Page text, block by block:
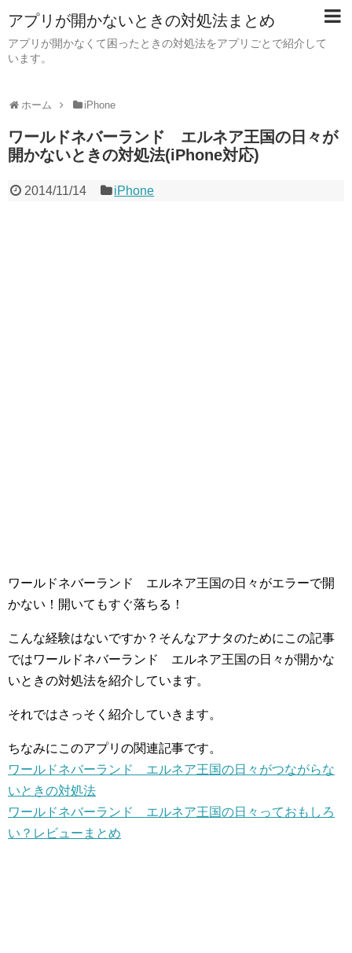
アプリが開かないときの対処法まとめ
アプリが開かなくて困ったときの対処法をアプリごとで紹介して
います。
ホーム iPhone
ワールドネバーランド エルネア王国の日々が
開かないときの対処法(iPhone対応)
2014/11/14 iPhone
ワールドネバーランド エルネア王国の日々がエラーで開
かない！開いてもすぐ落ちる！
こんな経験はないですか？そんなアナタのためにこの記事
ではワールドネバーランド エルネア王国の日々が開かな
いときの対処法を紹介しています。
それではさっそく紹介していきます。
ちなみにこのアプリの関連記事です。
ワールドネバーランド エルネア王国の日々がつながらな
いときの対処法
ワールドネバーランド エルネア王国の日々っておもしろ
い？レビューまとめ